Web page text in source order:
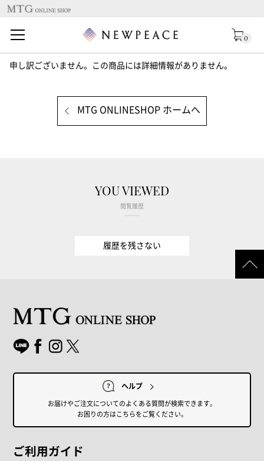
0
申し訳ございません。この商品には詳細情報がありません。
MTG ONLINESHOP ホームへ
YOU VIEWED
閲覧履歴
履歴を残さない
ヘルプ
お届けやご注文についてのよくある質問が検索できます。
お困りの方はこちらをご覧ください。
ご利用ガイド